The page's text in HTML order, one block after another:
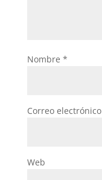
Nombre *
Correo electrónico
Web